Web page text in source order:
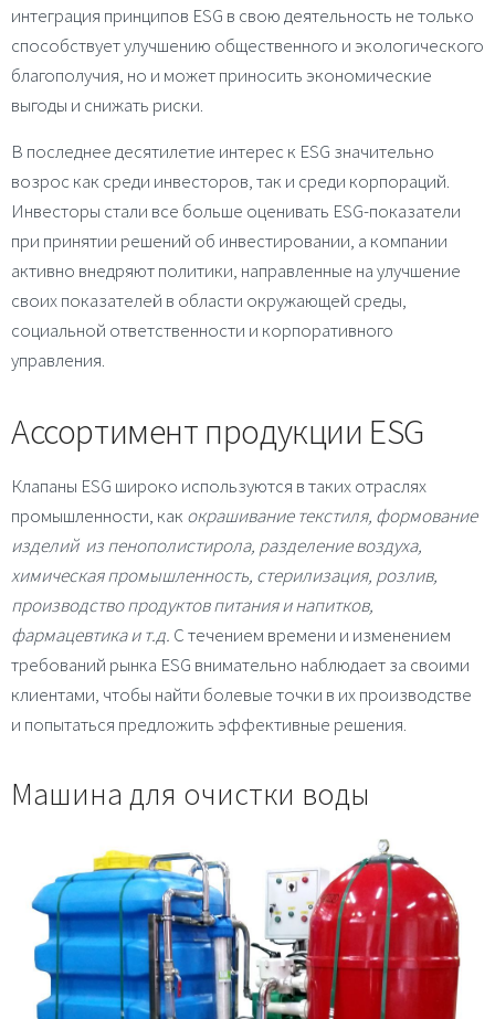
интеграция принципов ESG в свою деятельность не только
способствует улучшению общественного и экологического
благополучия, но и может приносить экономические
выгоды и снижать риски.
В последнее десятилетие интерес к ESG значительно
возрос как среди инвесторов, так и среди корпораций.
Инвесторы стали все больше оценивать ESG-показатели
при принятии решений об инвестировании, а компании
активно внедряют политики, направленные на улучшение
своих показателей в области окружающей среды,
социальной ответственности и корпоративного
управления.
Ассортимент продукции ESG
Клапаны ESG широко используются в таких отраслях
промышленности, как окрашивание текстиля, формование
изделий из пенополистирола, разделение воздуха,
химическая промышленность, стерилизация, розлив,
производство продуктов питания и напитков,
фармацевтика и т.д. С течением времени и изменением
требований рынка ESG внимательно наблюдает за своими
клиентами, чтобы найти болевые точки в их производстве
и попытаться предложить эффективные решения.
Машина для очистки воды